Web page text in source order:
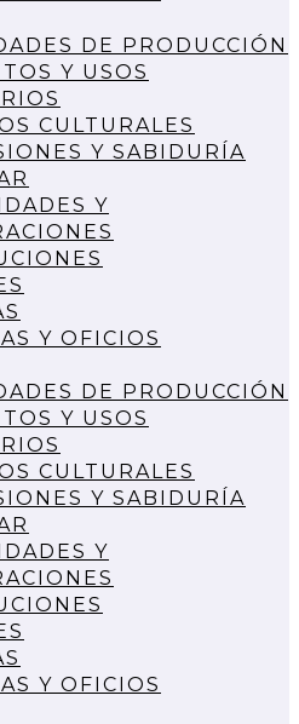
DE PRODUCCIÓN
Y USOS
CULTURALES
Y SABIDURÍA
Y
Y OFICIOS
DE PRODUCCIÓN
Y USOS
CULTURALES
Y SABIDURÍA
Y
Y OFICIOS